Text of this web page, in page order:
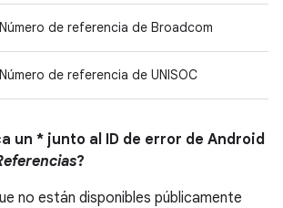
Número de referencia de Broadcom
Número de referencia de UNISOC
un * junto al ID de error de Android
?
no están disponibles públicamente